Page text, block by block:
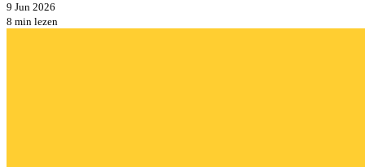
9 Jun 2026
8 min lezen